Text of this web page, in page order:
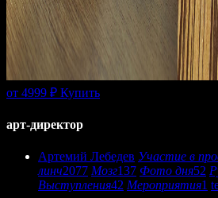
от 4999 ₽ Купить
арт-директор
Артемий Лебедев Участие в
линч2077 Мозг137 Фото дня52
Выступления42 Мероприятия1